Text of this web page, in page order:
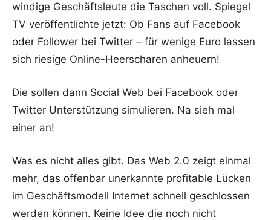
windige Geschäftsleute die Taschen voll. Spiegel
TV veröffentlichte jetzt: Ob Fans auf Facebook
oder Follower bei Twitter – für wenige Euro lassen
sich riesige Online-Heerscharen anheuern!
Die sollen dann Social Web bei Facebook oder
Twitter Unterstützung simulieren. Na sieh mal
einer an!
Was es nicht alles gibt. Das Web 2.0 zeigt einmal
mehr, das offenbar unerkannte profitable Lücken
im Geschäftsmodell Internet schnell geschlossen
werden können. Keine Idee die noch nicht